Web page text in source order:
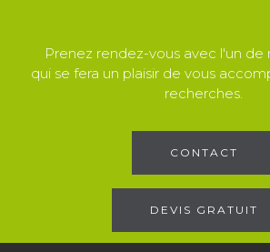
Prenez rendez-vous avec l'un de
qui se fera un plaisir de vous
recherches.
CONTACT
DEVIS GRATUIT